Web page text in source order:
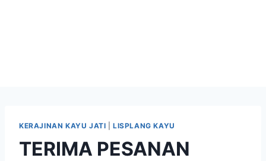
KERAJINAN KAYU JATI |LISPLANG KAYU
TERIMA PESANAN